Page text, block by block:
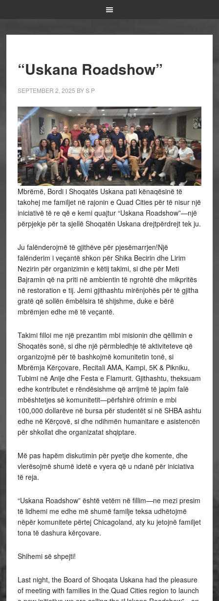
“Uskana Roadshow”
SEPTEMBER 2, 2025 BYS P
Mbrëmë, Bordi i Shoqatës Uskana pati kënaqësinë të
takohej me familjet në rajonin e Quad Cities për të nisur një
iniciativë të re që e kemi quajtur “Uskana Roadshow”—një
përpjekje për ta sjellë Shoqatën Uskana drejtpërdrejt tek ju.
Ju falënderojmë të gjithëve për pjesëmarrjen!Një
falënderim i veçantë shkon për Shika Becirin dhe Lirim
Nezirin për organizimin e këtij takimi, si dhe për Meti
Bajramin që na priti në ambientin të ngrohtë dhe mikpritës
në restoration e tij. Jemi gjithashtu mirënjohës për të gjitha
gratë që sollën ëmbëlsira të shijshme, duke e bërë
mbrëmjen edhe më të veçantë.
Takimi filloi me një prezantim mbi misionin dhe qëllimin e
Shoqatës sonë, si dhe një përmbledhje të aktiviteteve që
organizojmë për të bashkojmë komunitetin tonë, si
Mbrëmja Kërçovare, Recitali AMA, Kampi, 5K & Pikniku,
Tubimi në Anije dhe Festa e Flamurit. Gjithashtu, theksuam
edhe kontributet e rëndësishme që arrijmë të japim falë
mbështetjes së komunitetit—përfshirë ofrimin e mbi
100,000 dollarëve në bursa për studentët si në SHBA ashtu
edhe në Kërçovë, si dhe ndihmën humanitare e asistencën
për shkollat dhe organizatat shqiptare.
Më pas hapëm diskutimin për pyetje dhe komente, dhe
vlerësojmë shumë idetë e vyera që u ndanë për iniciativa
të reja.
“Uskana Roadshow” është vetëm në fillim—ne mezi presim
të lidhemi me edhe më shumë familje teksa udhëtojmë
nëpër komunitete përtej Chicagoland, aty ku jetojnë familjet
tona të dashura kërçovare.
Shihemi së shpejti!
Last night, the Board of Shoqata Uskana had the pleasure
of meeting with families in the Quad Cities region to launch